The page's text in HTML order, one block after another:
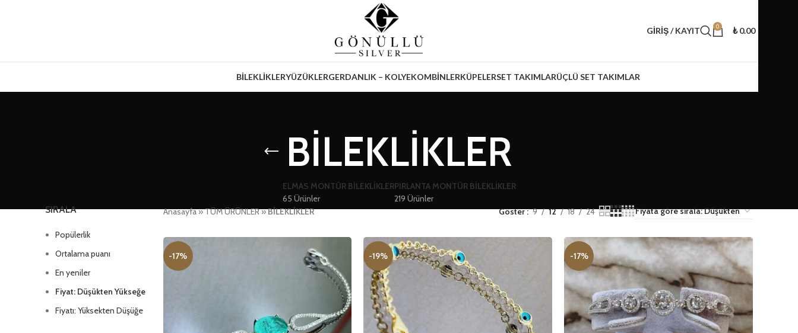
GIRIŞ / KAYIT 0 ₺0.00
BİLEKLİKLERYÜZÜKLERGERDANLIK – KOLYEKOMBİNLERKÜPELERSET TAKIMLARÜÇLÜ SET TAKIMLAR
BİLEKLİKLER
ELMAS MONTÜR BİLEKLİKLER
65 Ürünler
PIRLANTA MONTÜR BİLEKLİKLER
219 Ürünler
SIRALA
Popülerlik
Ortalama puanı
En yeniler
Fiyat: Düşükten Yükseğe
Fiyatı: Yüksekten Düşüğe
Anasayfa»TÜM ÜRÜNLER»BİLEKLİKLER Göster 9 12 18 24
-17% -19% -17%